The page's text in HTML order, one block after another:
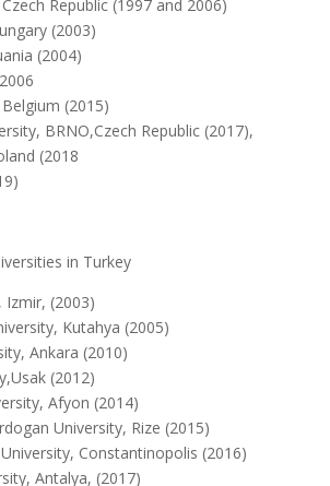
Republic (1997 and 2006)
(2003)
(2004)
(2015)
BRNO,Czech Republic (2017),
(2018
in Turkey
Izmir, (2003)
Kutahya (2005)
Ankara (2010)
(2012)
Afyon (2014)
University, Rize (2015)
Constantinopolis (2016)
Antalya, (2017)